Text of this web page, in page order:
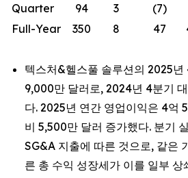
Quarter
94 3 (7)
Full-Year
350 8 47
텍스처&헬스풀 솔루션의 2025년
9,000만 달러로, 2024년 4분기
다. 2025년 연간 영업이익은 4억
비 5,500만 달러 증가했다. 분기
SG&A 지출에 따른 것으로, 같은
른 총 수익 성장세가 이를 일부 상